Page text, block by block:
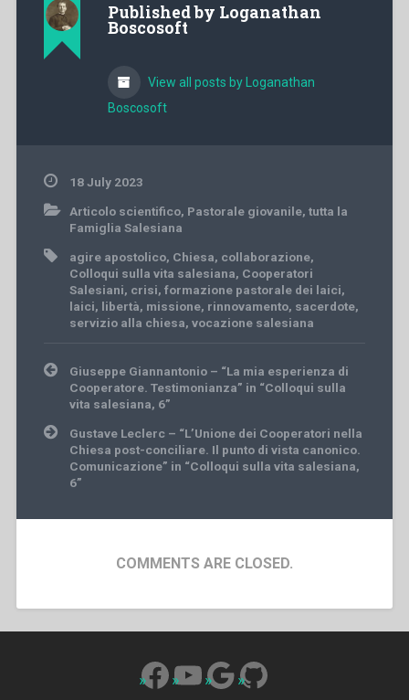
Published by Loganathan
Boscosoft
View all posts by Loganathan
Boscosoft
18 July 2023
Articolo scientifico, Pastorale giovanile, tutta la
Famiglia Salesiana
agire apostolico, Chiesa, collaborazione,
Colloqui sulla vita salesiana, Cooperatori
Salesiani, crisi, formazione pastorale dei laici,
laici, libertà, missione, rinnovamento, sacerdote,
servizio alla chiesa, vocazione salesiana
Post
navigation
Giuseppe Giannantonio – “La mia esperienza di
Cooperatore. Testimonianza” in “Colloqui sulla
vita salesiana, 6”
Gustave Leclerc – “L’Unione dei Cooperatori nella
Chiesa post-conciliare. Il punto di vista canonico.
Comunicazione” in “Colloqui sulla vita salesiana,
6”
COMMENTS ARE CLOSED.
Facebook
YouTube
Google
GitHub